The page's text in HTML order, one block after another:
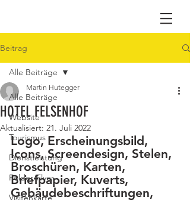
Beitrag
Alle Beiträge
Website
Tourismus
Dienstleistung
Folder/Flyer
Visitenkarte
Alle Beiträge
HOTEL FELSENHOF
Martin Hutegger
Aktualisiert: 21. Juli 2022
Logo, Erscheinungsbild,
Icons, Screendesign, Stelen,
Broschüren, Karten,
Briefpapier, Kuverts,
Gebäudebeschriftungen,